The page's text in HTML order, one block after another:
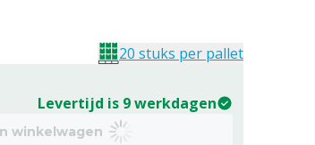
Levertijd is 9 werkdagen
winkelwagen
20 stuks per pallet